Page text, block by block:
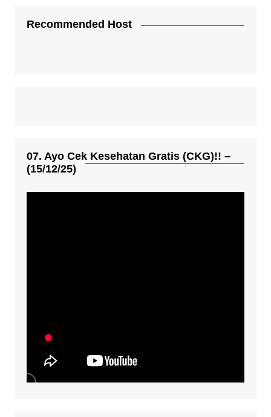
Recommended Host
07. Ayo Cek Kesehatan Gratis (CKG)!! –
(15/12/25)